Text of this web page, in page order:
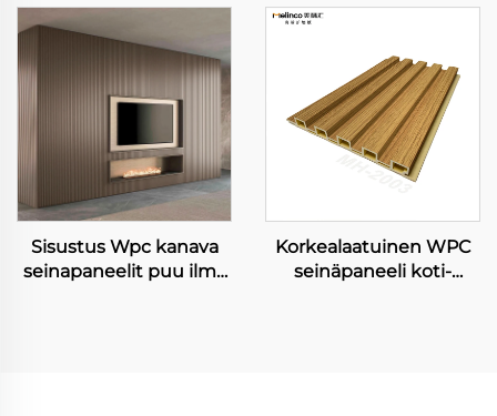
lauta joustava
bambooterä hiililaakeri
puukoristelevy levy
laserpainatus seinalevy
Sisustus Wpc kanava
seinapaneelit puu ilma
Korkealaatuinen WPC
seinäpaneeli koti-